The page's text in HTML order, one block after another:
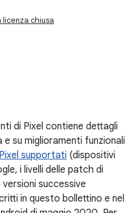
licenza chiusa
di Pixel contiene dettagli
e su miglioramenti funzionali
supportati (dispositivi
i livelli delle patch di
successive
in questo bollettino e nel